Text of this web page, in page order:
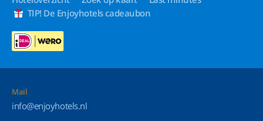
TIP! De Enjoyhotels cadeaubon
Mail
info@enjoyhotels.nl